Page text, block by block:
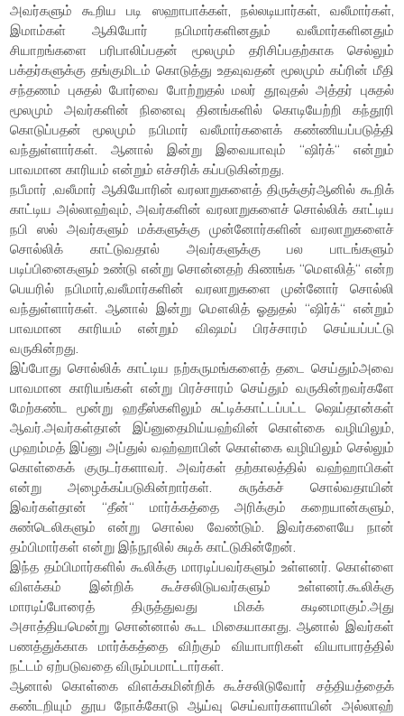
அவர்களும் கூறிய படி ஸஹாபாக்கள், நல்லடியார்கள், வலீமார்கள்,
இமாம்கள் ஆகியோர் நபிமார்களினதும் வலீமார்களினதும்
சியாறங்களை பரிபாலிப்பதன் மூலமும் தரிசிப்பதற்காக செல்லும்
பக்தர்களுக்கு தங்குமிடம் கொடுத்து உதவுவதன் மூலமும் கப்ரின் மீதி
சந்தணம் புசுதல் போர்வை போற்றுதல் மலர் தூவுதல் அத்தர் புசுதல்
மூலமும் அவர்களின் நினைவு தினங்களில் கொடியேற்றி கந்தூரி
கொடுப்பதன் மூலமும் நபிமார் வலீமார்களைக் கண்ணியப்படுத்தி
வந்துள்ளார்கள். ஆனால் இன்று இவையாவும் “ஷிர்க்“ என்றும்
பாவமான காரியம் என்றும் எச்சரிக் கப்படுகின்றது.
நபீமார் ,வலீமார் ஆகியோரின் வரலாறுகளைத் திருக்குர்ஆனில் கூறிக்
காட்டிய அல்லாஹ்வும், அவர்களின் வரலாறுகளைச் சொல்லிக் காட்டிய
நபி ஸல் அவர்களும் மக்களுக்கு முன்னோர்களின் வரலாறுகளைச்
சொல்லிக் காட்டுவதால் அவர்களுக்கு பல பாடங்களும்
படிப்பினைகளும் உண்டு என்று சொன்னதற் கிணங்க “மௌலித்“ என்ற
பெயரில் நபிமார்,வலீமார்களின் வரலாறுகளை முன்னோர் சொல்லி
வந்துள்ளார்கள். ஆனால் இன்று மௌலித் ஓதுதல் “ஷிர்க்“ என்றும்
பாவமான காரியம் என்றும் விஷமப் பிரச்சாரம் செய்யப்பட்டு
வருகின்றது.
இப்போது சொல்லிக் காட்டிய நற்கருமங்களைத் தடை செய்தும்அவை
பாவமான காரியங்கள் என்று பிரச்சாரம் செய்தும் வருகின்றவர்களே
மேற்கண்ட மூன்று ஹதீஸ்களிலும் சுட்டிக்காட்டப்பட்ட ஷெய்தான்கள்
ஆவர்.அவர்கள்தான் இப்னுதைமிய்யஹ்வின் கொள்கை வழியிலும்,
முஹம்மத் இப்னு அப்துல் வஹ்ஹாபின் கொள்கை வழியிலும் செல்லும்
கொள்கைக் குருடர்களாவர். அவர்கள் தற்காலத்தில் வஹ்ஹாபிகள்
என்று அழைக்கப்படுகின்றார்கள். சுருக்கச் சொல்வதாயின்
இவர்கள்தான் “தீன்“ மார்க்கத்தை அரிக்கும் கறையான்களும்,
சுண்டெலிகளும் என்று சொல்ல வேண்டும். இவர்களையே நான்
தம்பிமார்கள் என்று இந்நூலில் சுடிக் காட்டுகின்றேன்.
இந்த தம்பிமார்களில் கூலிக்கு மாரடிப்பவர்களும் உள்ளனர். கொள்ளை
விளக்கம் இன்றிக் கூச்சலிடுபவர்களும் உள்ளனர்.கூலிக்கு
மாரடிப்போரைத் திருத்துவது மிகக் கடினமாகும்.அது
அசாத்தியமென்று சொன்னால் கூட மிகையாகாது. ஆனால் இவர்கள்
பணத்துக்காக மார்க்கத்தை விற்கும் வியாபாரிகள் வியாபாரத்தில்
நட்டம் ஏற்படுவதை விரும்பமாட்டார்கள்.
ஆனால் கொள்கை விளக்கமின்றிக் கூச்சலிடுவோர் சத்தியத்தைக்
கண்டறியும் தூய நோக்கோடு ஆய்வு செய்வார்களாயின் அல்லாஹ்